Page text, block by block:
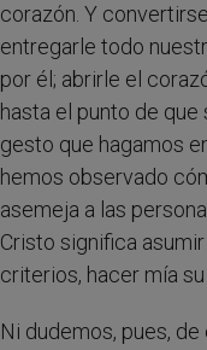
corazón. Y
entregarle todo
por él; abrirle el
hasta el punto de
gesto que hagamos
hemos observado
asemeja a las
Cristo significa
criterios, hacer mía su
Ni dudemos, pues,